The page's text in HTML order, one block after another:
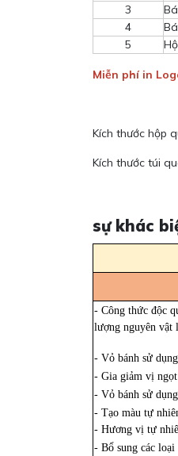
3
4
5
Miễn phí in
Kích thước hộp
Kích thước túi
sự khác
- Công thức độc
lượng nguyên vật
- Vỏ bánh sử
- Gia giảm vị ngọt
- Vỏ bánh sử
- Tạo màu tự
- Hương vị tự
- Bổ sung các